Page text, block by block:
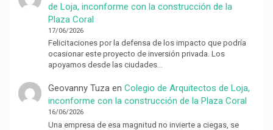
de Loja, inconforme con la construcción de la
Plaza Coral
17/06/2026
Felicitaciones por la defensa de los impacto que podría
ocasionar este proyecto de inversión privada. Los
apoyamos desde las ciudades…
Geovanny Tuzaen Colegio de Arquitectos de Loja,
inconforme con la construcción de la Plaza Coral
16/06/2026
Una empresa de esa magnitud no invierte a ciegas, se